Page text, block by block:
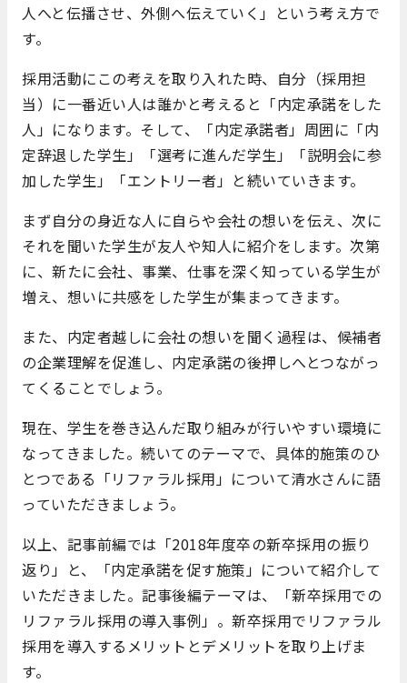
人へと伝播させ、外側へ伝えていく」という考え方で
す。
採用活動にこの考えを取り入れた時、自分（採用担
当）に一番近い人は誰かと考えると「内定承諾をした
人」になります。そして、「内定承諾者」周囲に「内
定辞退した学生」「選考に進んだ学生」「説明会に参
加した学生」「エントリー者」と続いていきます。
まず自分の身近な人に自らや会社の想いを伝え、次に
それを聞いた学生が友人や知人に紹介をします。次第
に、新たに会社、事業、仕事を深く知っている学生が
増え、想いに共感をした学生が集まってきます。
また、内定者越しに会社の想いを聞く過程は、候補者
の企業理解を促進し、内定承諾の後押しへとつながっ
てくることでしょう。
現在、学生を巻き込んだ取り組みが行いやすい環境に
なってきました。続いてのテーマで、具体的施策のひ
とつである「リファラル採用」について清水さんに語
っていただきましょう。
以上、記事前編では「2018年度卒の新卒採用の振り
返り」と、「内定承諾を促す施策」について紹介して
いただきました。記事後編テーマは、「新卒採用での
リファラル採用の導入事例」。新卒採用でリファラル
採用を導入するメリットとデメリットを取り上げま
す。